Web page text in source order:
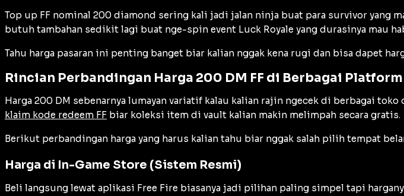
Top up FF nominal 200 diamond sering kali jadi jalan ninja buat para survivor yang
butuh tambahan sedikit lagi buat nge-spin event Luck Royale yang durasinya mau
Tahu harga pasaran ini penting banget biar kalian nggak kena rugi dan bisa dapet
Rincian Perbandingan Harga 200 DM FF di Berbagai Platform
Harga 200 DM sebenarnya lumayan variatif kalau kalian rajin ngecek di berbagai
klaim kode redeem FF biar koleksi item di vault kalian makin melimpah secara gratis.
Berikut perbandingan harga yang harus kalian tahu biar nggak salah pilih tempat
Harga di In-Game Store (Sistem Resmi)
Beli langsung lewat aplikasi Free Fire biasanya jadi pilihan paling simpel tapi